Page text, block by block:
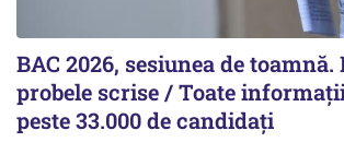
BAC 2026, sesiunea de
probele scrise / Toate
peste 33.000 de candidați